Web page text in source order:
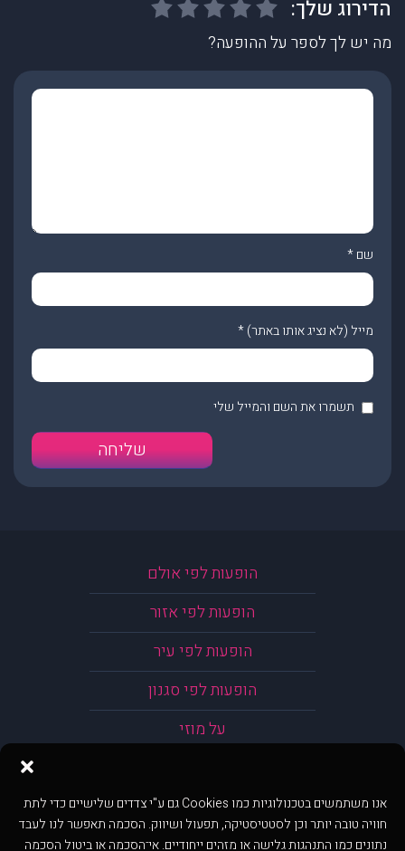
אנו משתמשים בטכנולוגיות כמו Cookies גם ע"י צדדים שלישיים כדי לתת
חוויה טובה יותר וכן לסטטיסטיקה, תפעול ושיווק. הסכמה תאפשר לנו לעבד
נתונים כמו התנהגות גלישה או מזהים ייחודיים. אי־הסכמה או ביטול הסכמה
מה יש לך לספר על ההופעה?
שם*
מייל (לא נציג אותו באתר)*
תשמרו את השם והמייל שלי
הופעות לפי אולם
הופעות לפי אזור
הופעות לפי עיר
הופעות לפי סגנון
על מוזי